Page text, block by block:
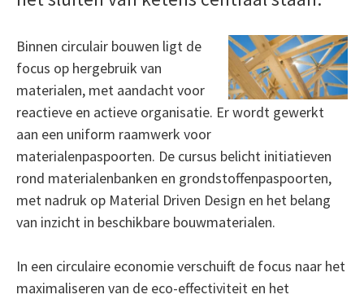
Binnen circulair bouwen ligt de
focus op hergebruik van
materialen, met aandacht voor
reactieve en actieve organisatie. Er wordt gewerkt
aan een uniform raamwerk voor
materialenpaspoorten. De cursus belicht initiatieven
rond materialenbanken en grondstoffenpaspoorten,
met nadruk op Material Driven Design en het belang
van inzicht in beschikbare bouwmaterialen.
In een circulaire economie verschuift de focus naar het
maximaliseren van de eco-effectiviteit en het